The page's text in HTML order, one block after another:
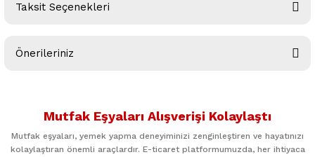
Taksit Seçenekleri
Önerileriniz
kullanarak tarafımıza iletebilirsiniz.
Mutfak Eşyaları Alışverişi Kolaylaştı
Mutfak eşyaları, yemek yapma deneyiminizi zenginleştiren ve hayatınızı
kolaylaştıran önemli araçlardır. E-ticaret platformumuzda, her ihtiyaca